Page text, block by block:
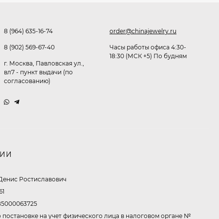
253₽
8 (964) 635-16-74
8 (902) 569-67-40
г. Москва, Павловская ул.,
вл7 - пункт выдачи (по
согласованию)
order@chinajewelry.ru
Часы работы офиса 4:30-
18:30 (МСК +5) По будням
Ростиславович
на учет физического лица в налоговом органе №